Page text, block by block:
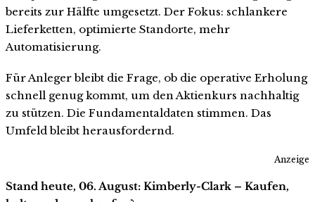
bereits zur Hälfte umgesetzt. Der Fokus: schlankere
Lieferketten, optimierte Standorte, mehr
Automatisierung.
Für Anleger bleibt die Frage, ob die operative Erholung
schnell genug kommt, um den Aktienkurs nachhaltig
zu stützen. Die Fundamentaldaten stimmen. Das
Umfeld bleibt herausfordernd.
Anzeige
Stand heute, 06. August: Kimberly-Clark – Kaufen,